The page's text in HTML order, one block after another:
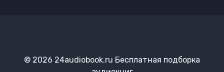
© 2026 24audiobook.ru Бесплатная подборка